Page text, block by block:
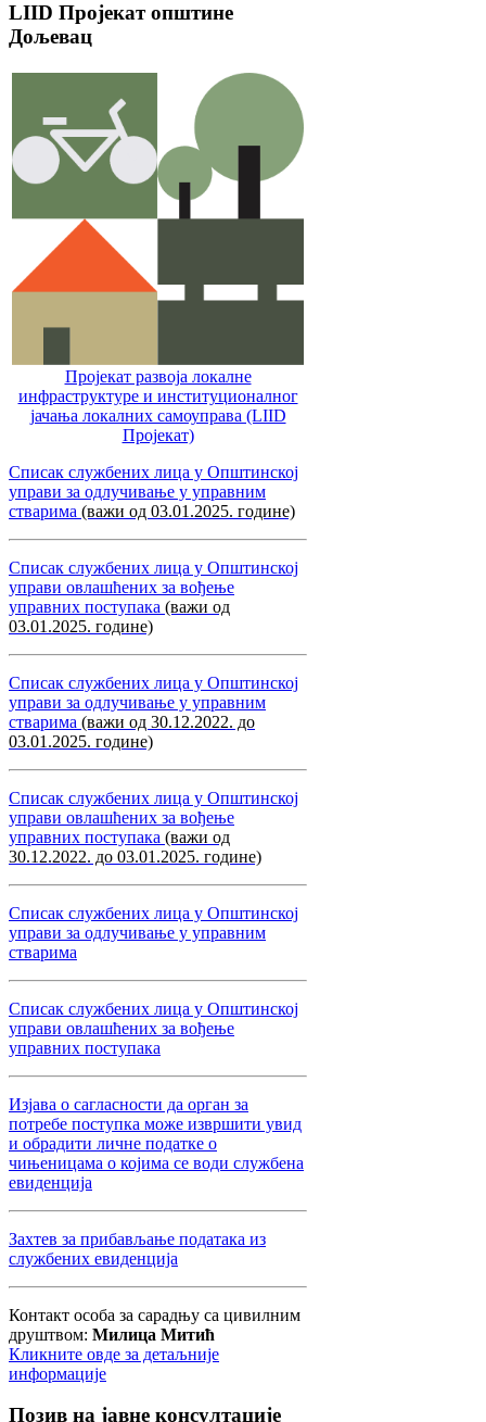
LIID Пројекат општине
Дољевац
Пројекат развоја локалне
инфраструктуре и институционалног
јачања локалних самоуправa (LIID
Пројекат)
Списак службених лица у Општинској
управи за одлучивање у управним
стварима (важи од 03.01.2025. године)
Списак службених лица у Општинској
управи овлашћених за вођење
управних поступака (важи од
03.01.2025. године)
Списак службених лица у Општинској
управи за одлучивање у управним
стварима (важи од 30.12.2022. до
03.01.2025. године)
Списак службених лица у Општинској
управи овлашћених за вођење
управних поступака (важи од
30.12.2022. до 03.01.2025. године)
Списак службених лица у Општинској
управи за одлучивање у управним
стварима
Списак службених лица у Општинској
управи овлашћених за вођење
управних поступака
Изјава о сагласности да орган за
потребе поступка може извршити увид
и обрадити личне податке о
чињеницама о којима се води службена
евиденција
Захтев за прибављање података из
службених евиденција
Контакт особа за сарадњу са цивилним
друштвом: Милица Митић
Кликните овде за детаљније
информације
Позив на јавне консултације